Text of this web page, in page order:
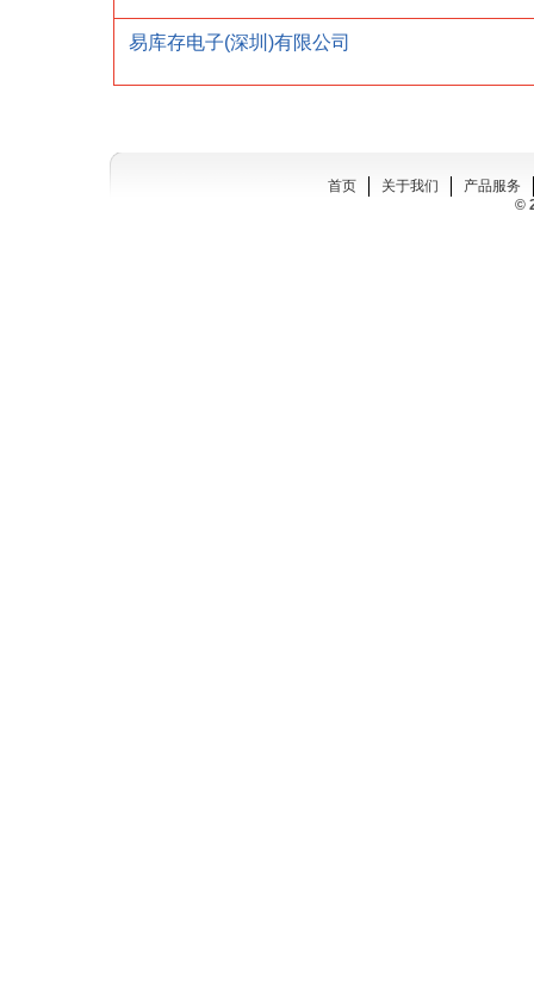
易库存电子(深圳)有限公司
首页 关于我们
产品服务
©